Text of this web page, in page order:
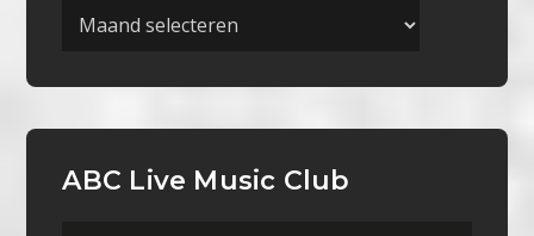
Archieven
ABC Live Music Club